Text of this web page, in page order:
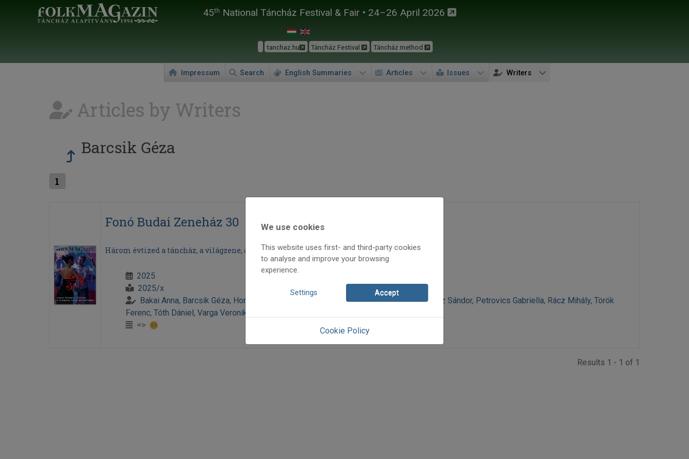
45th National Táncház Festival & Fair • 24–26 April 2026
tanchaz.hu Táncház Festival Táncház method
Impressum Search English Summaries Articles Issues Writers
Articles by Writers
Barcsik Géza
1
Fonó Budai Zeneház 30
Három évtized a táncház, a világzene, a jazz bűvöletében
2025
2025/x
Bakai Anna, Barcsik Géza, Horváth László Jávorszky Béla Szilárd,Küttel Dávid,Olasz Sándor, Petrovics Gabriella, Rácz Mihály, Török
Ferenc, Tóth Dániel, Varga Veronika
=>
Results 1 - 1 of 1
We use cookies
This website uses first- and third-party cookies
to analyse and improve your browsing
experience.
Settings Accept
Cookie Policy